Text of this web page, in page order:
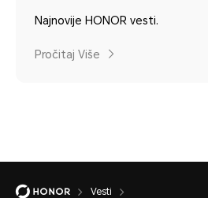
Najnovije HONOR vesti.
Pročitaj Više
Vesti